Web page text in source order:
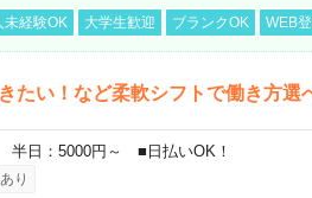
未経験OK 大学生歓迎 ブランクOK WEB
たい！など柔軟シフトで働き方選
半日：5000円～ ■日払いOK！
り